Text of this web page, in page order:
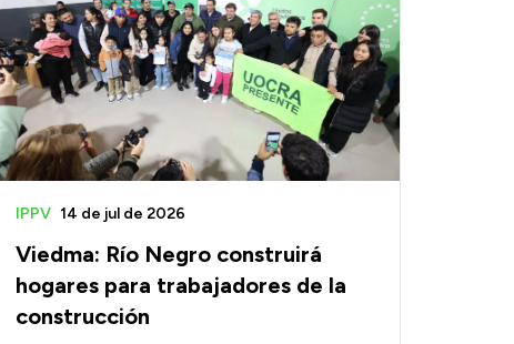
Viedma: Río Negro construirá
hogares para trabajadores de la
construcción
IPPV 14 de jul de 2026